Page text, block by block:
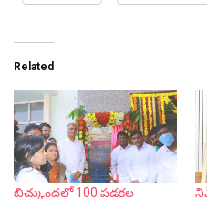
Related
బిచ్కుందలో 100 పడకల